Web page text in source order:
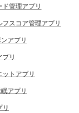
ド管理アプリ
フスコア管理アプリ
アプリ
プリ
ットアプリ
アプリ
リ